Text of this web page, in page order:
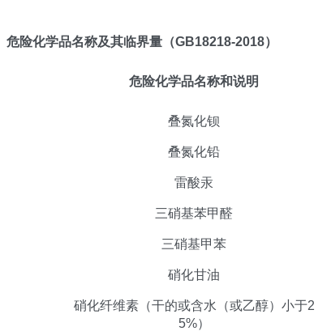
危险化学品名称及其临界量（GB18218-2018）
危险化学品名称和说明
叠氮化钡
叠氮化铅
雷酸汞
三硝基苯甲醛
三硝基甲苯
硝化甘油
硝化纤维素（干的或含水（或乙醇）小于2
5%）